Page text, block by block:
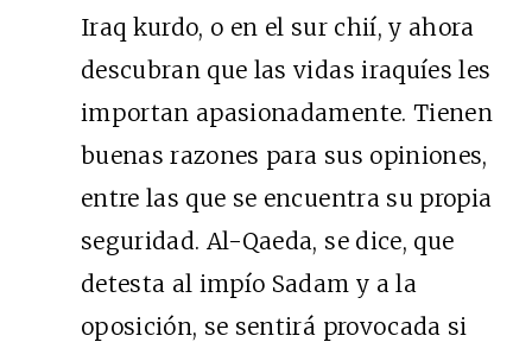
Iraq kurdo, o en el sur chií, y ahora
descubran que las vidas iraquíes les
importan apasionadamente. Tienen
buenas razones para sus opiniones,
entre las que se encuentra su propia
seguridad. Al-Qaeda, se dice, que
detesta al impío Sadam y a la
oposición, se sentirá provocada si